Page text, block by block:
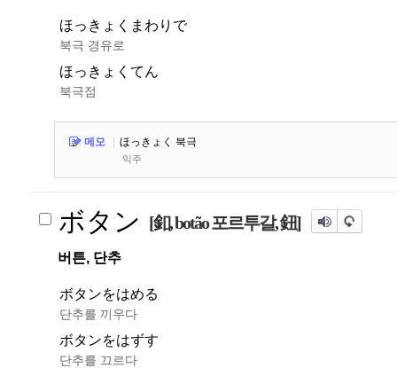
ほっきょくまわりで
북극 경유로
ほっきょくてん
북극점
메모 ほっきょく 북극
익주
ボタン [釦, botão 포르투갈, 鈕]
버튼, 단추
ボタンをはめる
단추를 끼우다
ボタンをはずす
단추를 끄르다